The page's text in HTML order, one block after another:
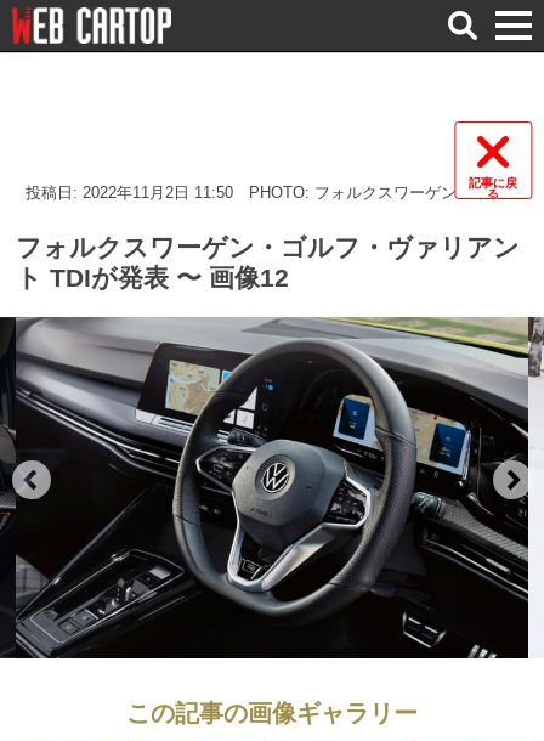
検
索
記事に戻
る
投稿日: 2022年11月2日 11:50 PHOTO: フォルクスワーゲンジャパン
フォルクスワーゲン・ゴルフ・ヴァリアン
ト TDIが発表 〜 画像12
この記事の画像ギャラリー